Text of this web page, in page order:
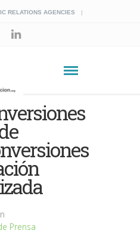
RELATIONS AGENCIES
Prensa